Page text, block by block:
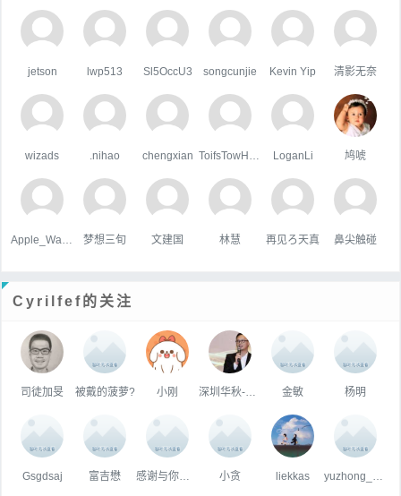
jetson lwp513 Sl5OccU3 songcunjie Kevin Yip 清影无奈
wizads .nihao chengxian LoganLi 鸠唬
梦想三旬 文建国 林慧 再见ろ天真 鼻尖触碰
Cyrilfef的关注
司徒加旻 被戴的菠萝? 小刚 金敏 杨明
Gsgdsaj 富吉懋 小贪 liekkas